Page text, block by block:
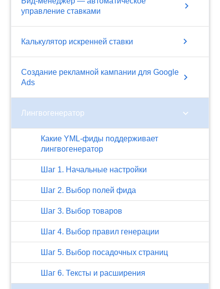
управление ставками
chevron_right
Калькулятор искренней ставки chevron_right
Создание рекламной кампании для Google
Ads
chevron_right
Лингвогенератор chevron_right
Какие YML-фиды поддерживает
лингвогенератор
Шаг 1. Начальные настройки
Шаг 2. Выбор полей фида
Шаг 3. Выбор товаров
Шаг 4. Выбор правил генерации
Шаг 5. Выбор посадочных страниц
Шаг 6. Тексты и расширения